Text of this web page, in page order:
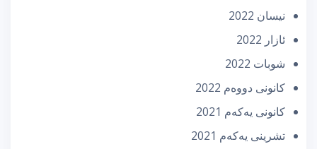
نیسان 2022
ئازار 2022
شوبات 2022
كانونی دووه‌م 2022
كانونی یه‌كه‌م 2021
تشرینی یه‌كه‌م 2021